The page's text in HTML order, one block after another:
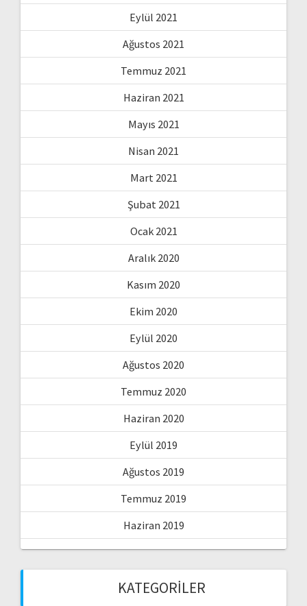
Eylül 2021
Ağustos 2021
Temmuz 2021
Haziran 2021
Mayıs 2021
Nisan 2021
Mart 2021
Şubat 2021
Ocak 2021
Aralık 2020
Kasım 2020
Ekim 2020
Eylül 2020
Ağustos 2020
Temmuz 2020
Haziran 2020
Eylül 2019
Ağustos 2019
Temmuz 2019
Haziran 2019
KATEGORILER